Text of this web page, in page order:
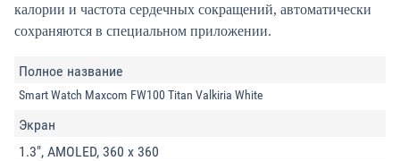
калории и частота сердечных сокращений, автоматически
сохраняются в специальном приложении.
Полное название
Smart Watch Maxcom FW100 Titan Valkiria White
Экран
1.3", AMOLED, 360 x 360